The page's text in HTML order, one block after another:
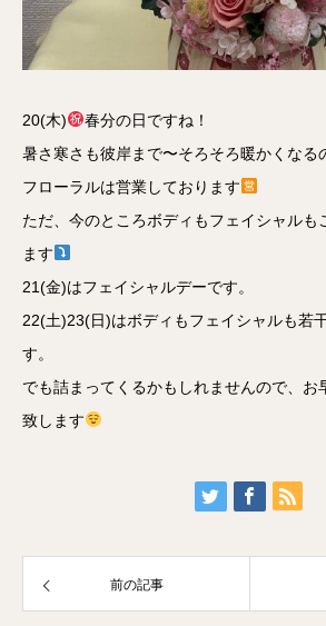
20(木)
春分の日ですね！
暑さ寒さも彼岸まで〜そろそろ暖かくなる
フローラルは営業しております
ただ、今のところボディもフェイシャルも
ます
21(金)はフェイシャルデーです。
22(土)23(日)はボディもフェイシャルも若
す。
でも詰まってくるかもしれませんので、お
致します
前の記事